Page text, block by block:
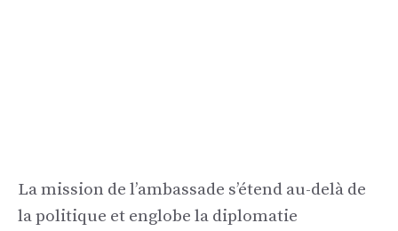
La mission de l’ambassade s’étend au-delà de
la politique et englobe la diplomatie